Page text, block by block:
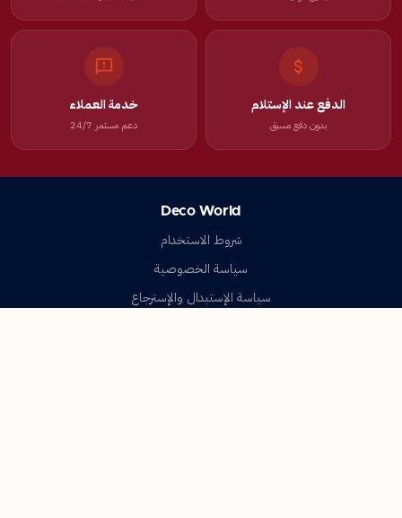
الدفع عند الإستلام
بدون دفع مسبق
خدمة العملاء
دعم مستمر 24/7
Deco World
شروط الاستخدام
سياسة الخصوصية
سياسة الإستبدال والإسترجاع